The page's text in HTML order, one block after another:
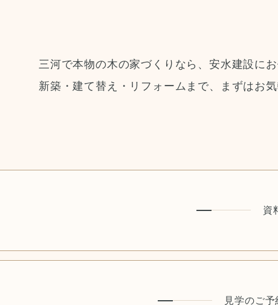
三河で本物の木の家づくりなら、安水建設にお
新築・建て替え・リフォームまで、まずはお気
資
見学のご予